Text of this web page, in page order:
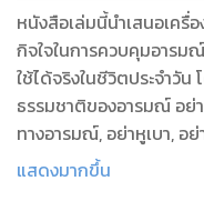
หนังสือเล่มนี้นำเสนอเครื่
กิจใจในการควบคุมอารม
ใช้ได้จริงในชีวิตประจำวัน
ธรรมชาติของอารมณ์ อย่
ทางอารมณ์, อย่าหูเบา, อ
อารมณ์, คิดว่าเขาเป็นคน
แสดงมากขึ้น